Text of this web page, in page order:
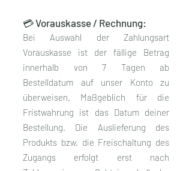
💳 Vorauskasse / Rechnung:
Bei Auswahl der Zahlungsart
Vorauskasse ist der fällige Betrag
innerhalb von 7 Tagen ab
Bestelldatum auf unser Konto zu
überweisen. Maßgeblich für die
Fristwahrung ist das Datum deiner
Bestellung. Die Auslieferung des
Produkts bzw. die Freischaltung des
Zugangs erfolgt erst nach